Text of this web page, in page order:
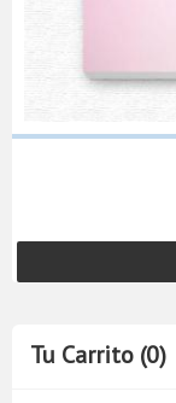
Tu Carrito (0)